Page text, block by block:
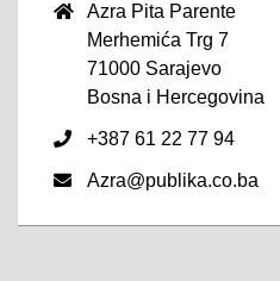
Azra Pita Parente
Merhemića Trg 7
71000 Sarajevo
Bosna i Hercegovina
+387 61 22 77 94
Azra@publika.co.ba